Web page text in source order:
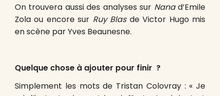
On trouvera aussi des analyses sur Nanad’Emile
Zola ou encore sur Ruy Blasde Victor Hugo mis
en scène par Yves Beaunesne.
Quelque chose à ajouter pour finir ?
Simplement les mots de Tristan Colovray : « Je